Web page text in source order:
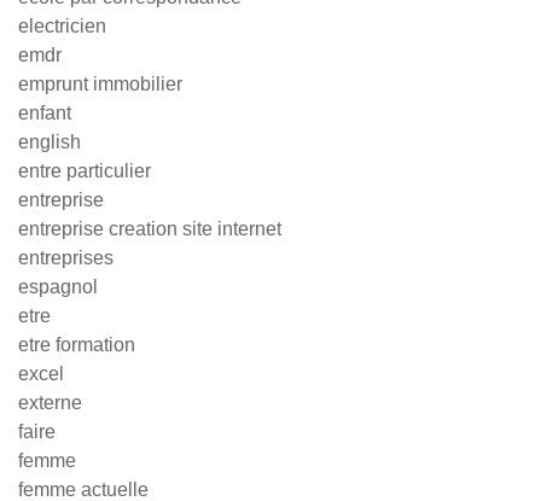
electricien
emdr
emprunt immobilier
enfant
english
entre particulier
entreprise
entreprise creation site internet
entreprises
espagnol
etre
etre formation
excel
externe
faire
femme
femme actuelle